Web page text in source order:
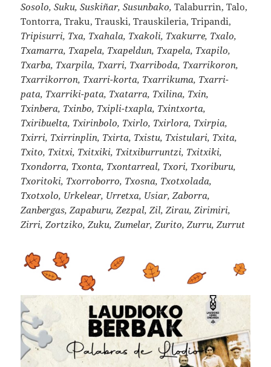
Sosolo, Suku, Suskiñar, Susunbako, Talaburrin, Talo,
Tontorra, Traku, Trauski, Trauskileria, Tripandi,
Tripisurri, Txa, Txahala, Txakoli, Txakurre, Txalo,
Txamarra, Txapela, Txapeldun, Txapela, Txapilo,
Txarba, Txarpila, Txarri, Txarriboda, Txarrikoron,
Txarrikorron, Txarri-korta, Txarrikuma, Txarri-
pata, Txarriki-pata, Txatarra, Txilina, Txin,
Txinbera, Txinbo, Txipli-txapla, Txintxorta,
Txiribuelta, Txirinbolo, Txirlo, Txirlora, Txirpia,
Txirri, Txirrinplin, Txirta, Txistu, Txistulari, Txita,
Txito, Txitxi, Txitxiki, Txitxiburruntzi, Txitxiki,
Txondorra, Txonta, Txontarreal, Txori, Txoriburu,
Txoritoki, Txorroborro, Txosna, Txotxolada,
Txotxolo, Urkelear, Urretxa, Usiar, Zaborra,
Zanbergas, Zapaburu, Zezpal, Zil, Zirau, Zirimiri,
Zirri, Zortziko, Zuku, Zumelar, Zurito, Zurru, Zurrut